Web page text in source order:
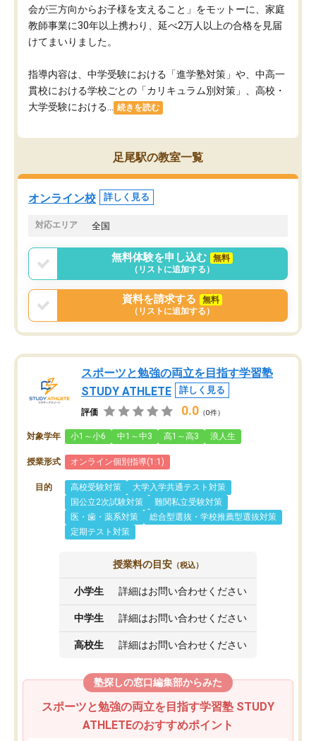
会が三方向からお子様を支えること」をモットーに、家庭
教師事業に30年以上携わり、延べ2万人以上の合格を見届
けてまいりました。
指導内容は、中学受験における「進学塾対策」や、中高一
貫校における学校ごとの「カリキュラム別対策」、高校・
大学受験における...
続きを読む
足尾駅の教室一覧
オンライン校 詳しく見る
対応エリア 全国
無料体験を申し込む
無料
（リストに追加する）
資料を請求する
無料
（リストに追加する）
スポーツと勉強の両立を目指す学習塾
STUDY ATHLETE
詳しく見る
評価 0.0 （0件）
対象学年 小1～小6 中1～中3 高1～高3 浪人生
授業形式 オンライン個別指導(1:1)
目的 高校受験対策
大学入学共通テスト対策
国公立2次試験対策
難関私立受験対策
医・歯・薬系対策
総合型選抜・学校推薦型選抜対策
定期テスト対策
授業料の目安 （税込）
小学生 詳細はお問い合わせください
中学生 詳細はお問い合わせください
高校生 詳細はお問い合わせください
塾探しの窓口編集部からみた
スポーツと勉強の両立を目指す学習塾 STUDY
ATHLETEのおすすめポイント